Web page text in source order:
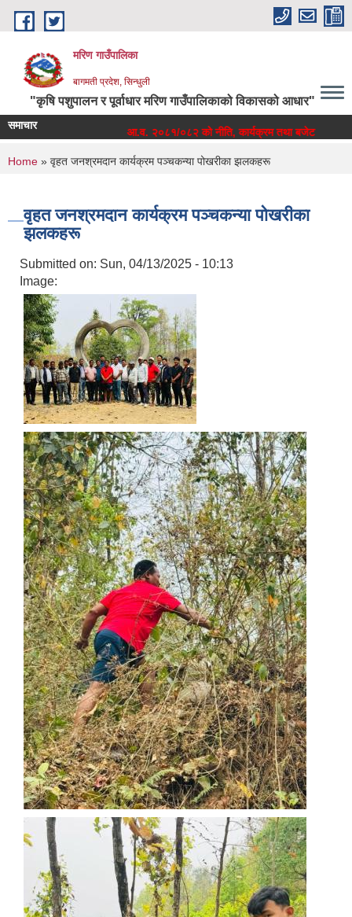
Skip to main content
मरिण गाउँपालिका
बागमती प्रदेश, सिन्धुली
"कृषि पशुपालन र पूर्वाधार मरिण गाउँपालिकाको विकासको आधार"
समाचार
बजेट आ.व. २०८१/०८२ को नीति, कार्यक्रम तथा बजेट
You are here
Home » वृहत जनश्रमदान कार्यक्रम पञ्चकन्या पोखरीका झलकहरू
वृहत जनश्रमदान कार्यक्रम पञ्चकन्या पोखरीका
झलकहरू
Submitted on: Sun, 04/13/2025 - 10:13
Image: